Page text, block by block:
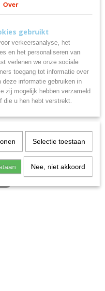
ontstaat er een mooie
van structuur is. Tevens is
van een veilige en
kwaliteitsnormen
Over
gebruikt
verkeersanalyse, het
en het personaliseren van
verlenen we onze sociale
toegang tot informatie over
informatie gebruiken in
zij mogelijk hebben verzameld
die u hen hebt verstrekt.
Selectie toestaan
Nee, niet akkoord